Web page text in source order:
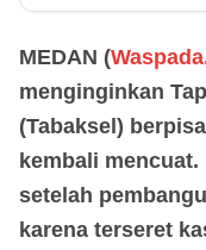
MEDAN (
menginginkan
(Tabaksel)
kembali
setelah
karena terseret